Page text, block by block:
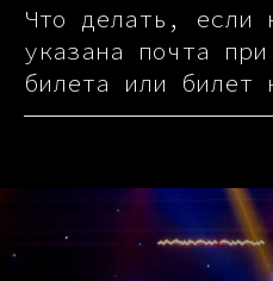
Что делать, если
указана почта
билета или билет